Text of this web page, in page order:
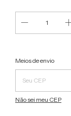
Entregas para o CEP:
Meios de envio
Não sei meu CEP